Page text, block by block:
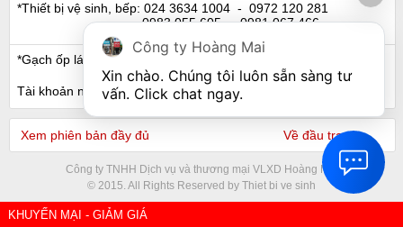
KHUYẾN MẠI - GIẢM GIÁ
*Thiết bị vệ sinh, bếp: 024 3634 1004 - 0972 120 281
0983 055 605- 0981 067 466
*Gạch ốp lát, Ngói: 024 3632 0280 - 0911 441 066
Tài khoản ngân hàng
Xem phiên bản đầy đủ Về đầu trang
Công ty TNHH Dịch vụ và thương mại VLXD Hoàng Mai
© 2015. All Rights Reserved by Thiet bi ve sinh
Công ty Hoàng Mai
Xin chào. Chúng tôi luôn sẵn sàng tư
vấn. Click chat ngay.